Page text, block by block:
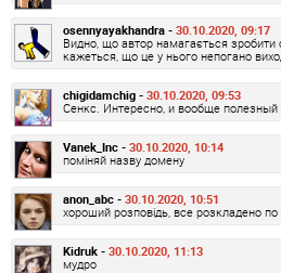
osennyayakhandra - 30.10.2020, 09:17
Видно, що автор намагається зробити
кажеться, що це у нього непогано
chigidamchig - 30.10.2020, 09:53
Сенкс. Интересно, и вообще полезный
Vanek_Inc - 30.10.2020, 10:14
поміняй назву домену
anon_abc - 30.10.2020, 10:51
хороший розповідь, все розкладено по
Kidruk - 30.10.2020, 11:13
мудро